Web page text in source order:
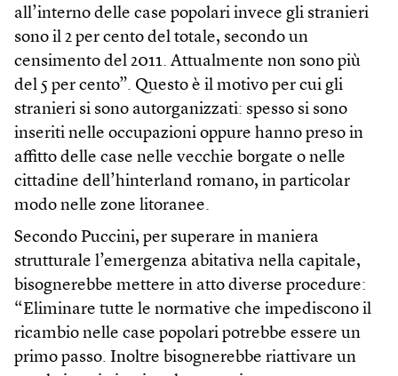
all’interno delle case popolari invece gli stranieri
sono il 2 per cento del totale, secondo un
censimento del 2011. Attualmente non sono più
del 5 per cento”. Questo è il motivo per cui gli
stranieri si sono autorganizzati: spesso si sono
inseriti nelle occupazioni oppure hanno preso in
affitto delle case nelle vecchie borgate o nelle
cittadine dell’hinterland romano, in particolar
modo nelle zone litoranee.
Secondo Puccini, per superare in maniera
strutturale l’emergenza abitativa nella capitale,
bisognerebbe mettere in atto diverse procedure:
“Eliminare tutte le normative che impediscono il
ricambio nelle case popolari potrebbe essere un
primo passo. Inoltre bisognerebbe riattivare un